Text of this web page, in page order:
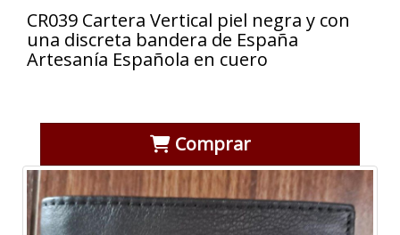
CR039 Cartera Vertical piel negra y con
una discreta bandera de España
Artesanía Española en cuero
Comprar